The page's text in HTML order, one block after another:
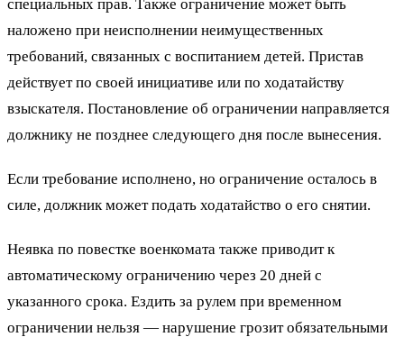
специальных прав. Также ограничение может быть
наложено при неисполнении неимущественных
требований, связанных с воспитанием детей. Пристав
действует по своей инициативе или по ходатайству
взыскателя. Постановление об ограничении направляется
должнику не позднее следующего дня после вынесения.
Если требование исполнено, но ограничение осталось в
силе, должник может подать ходатайство о его снятии.
Неявка по повестке военкомата также приводит к
автоматическому ограничению через 20 дней с
указанного срока. Ездить за рулем при временном
ограничении нельзя — нарушение грозит обязательными